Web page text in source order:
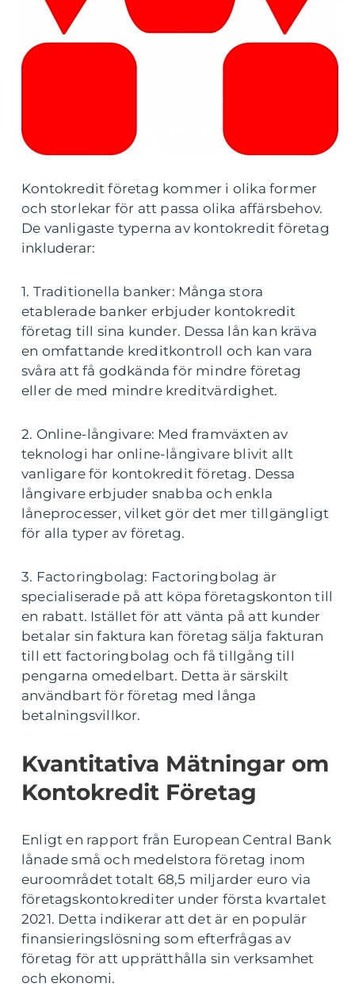
Kontokredit företag kommer i olika former
och storlekar för att passa olika affärsbehov.
De vanligaste typerna av kontokredit företag
inkluderar:
1. Traditionella banker: Många stora
etablerade banker erbjuder kontokredit
företag till sina kunder. Dessa lån kan kräva
en omfattande kreditkontroll och kan vara
svåra att få godkända för mindre företag
eller de med mindre kreditvärdighet.
2. Online-långivare: Med framväxten av
teknologi har online-långivare blivit allt
vanligare för kontokredit företag. Dessa
långivare erbjuder snabba och enkla
låneprocesser, vilket gör det mer tillgängligt
för alla typer av företag.
3. Factoringbolag: Factoringbolag är
specialiserade på att köpa företagskonton till
en rabatt. Istället för att vänta på att kunder
betalar sin faktura kan företag sälja fakturan
till ett factoringbolag och få tillgång till
pengarna omedelbart. Detta är särskilt
användbart för företag med långa
betalningsvillkor.
Kvantitativa Mätningar om
Kontokredit Företag
Enligt en rapport från European Central Bank
lånade små och medelstora företag inom
euroområdet totalt 68,5 miljarder euro via
företagskontokrediter under första kvartalet
2021. Detta indikerar att det är en populär
finansieringslösning som efterfrågas av
företag för att upprätthålla sin verksamhet
och ekonomi.